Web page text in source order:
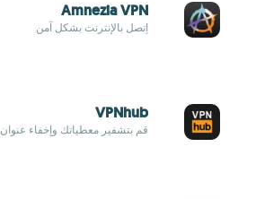
Amnezia VPN
اِتصل بالإنترنت بشكل آمن
VPNhub
قم بتشفير معطياتك وإخفاء عنوان IP خاصتك